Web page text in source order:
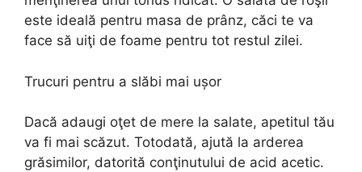
este ideală pentru masa de prânz, căci te va
face să uiţi de foame pentru tot restul zilei.
Trucuri pentru a slăbi mai ușor
Dacă adaugi oţet de mere la salate, apetitul tău
va fi mai scăzut. Totodată, ajută la arderea
grăsimilor, datorită conţinutului de acid acetic.